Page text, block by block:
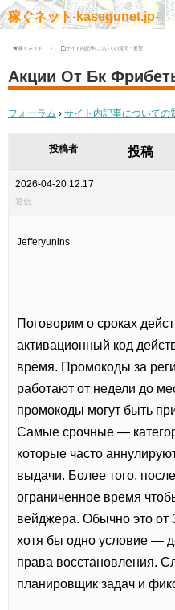
稼ぐネット-kasegunet.jp-
稼ぐネット サイト内記事についての質問・要望
Акции От Бк
フォーラム › サイト内記事についての
投稿者 投稿
2026-04-20 12:17
返信
Jefferyunins
Поговорим о сроках
активационный код
время. Промокоды за
работают от недели до
промокоды могут быть
Самые срочные —
которые часто
выдачи. Более того,
ограниченное время
вейджера. Обычно это от
хотя бы одно условие —
права восстановления.
планировщик задач и